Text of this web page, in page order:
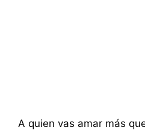
A quien vas amar más